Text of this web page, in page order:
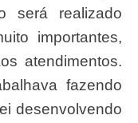
será realizado
importantes,
atendimentos.
fazendo
desenvolvendo